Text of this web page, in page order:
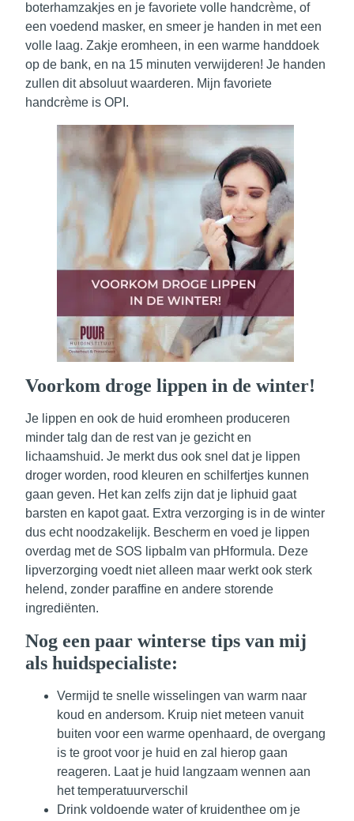
boterhamzakjes en je favoriete volle handcrème, of
een voedend masker, en smeer je handen in met een
volle laag. Zakje eromheen, in een warme handdoek
op de bank, en na 15 minuten verwijderen! Je handen
zullen dit absoluut waarderen. Mijn favoriete
handcrème is OPI.
Voorkom droge lippen in de winter!
Je lippen en ook de huid eromheen produceren
minder talg dan de rest van je gezicht en
lichaamshuid. Je merkt dus ook snel dat je lippen
droger worden, rood kleuren en schilfertjes kunnen
gaan geven. Het kan zelfs zijn dat je liphuid gaat
barsten en kapot gaat. Extra verzorging is in de winter
dus echt noodzakelijk. Bescherm en voed je lippen
overdag met de SOS lipbalm van pHformula. Deze
lipverzorging voedt niet alleen maar werkt ook sterk
helend, zonder paraffine en andere storende
ingrediënten.
Nog een paar winterse tips van mij
als huidspecialiste:
Vermijd te snelle wisselingen van warm naar
koud en andersom. Kruip niet meteen vanuit
buiten voor een warme openhaard, de overgang
is te groot voor je huid en zal hierop gaan
reageren. Laat je huid langzaam wennen aan
het temperatuurverschil
Drink voldoende water of kruidenthee om je